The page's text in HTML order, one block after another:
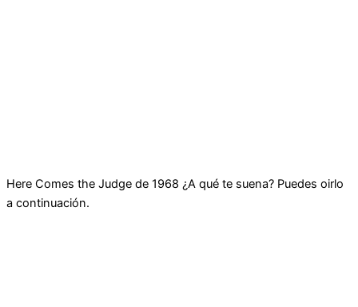
Here Comes the Judge de 1968 ¿A qué te suena? Puedes oirlo
a continuación.